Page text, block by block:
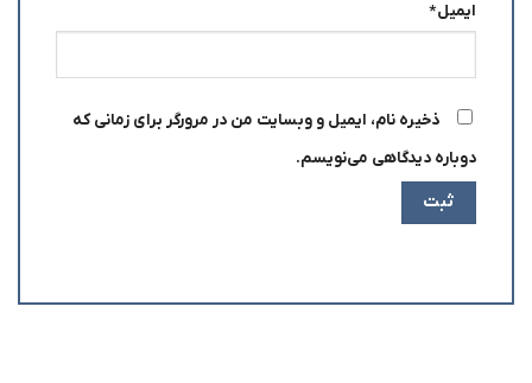
ایمیل*
ذخیره نام، ایمیل و وبسایت من در مرورگر برای زمانی که
دوباره دیدگاهی می‌نویسم.